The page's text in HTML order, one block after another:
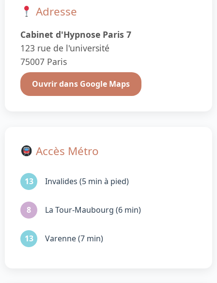
Adresse
Cabinet d'Hypnose Paris 7
123 rue de l'université
75007 Paris
Ouvrir dans Google Maps
Accès Métro
13 Invalides (5 min à pied)
8 La Tour-Maubourg (6 min)
13 Varenne (7 min)